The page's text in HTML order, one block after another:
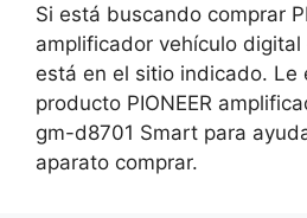
Si está buscando comprar
amplificador vehículo
está en el sitio indicado. Le
producto PIONEER
gm-d8701 Smart para
aparato comprar.